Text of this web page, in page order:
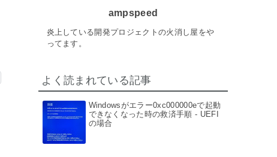
ampspeed
炎上している開発プロジェクトの火消し屋をや
ってます。
よく読まれている記事
Windowsがエラー0xc000000eで起動
できなくなった時の救済手順 - UEFI
の場合